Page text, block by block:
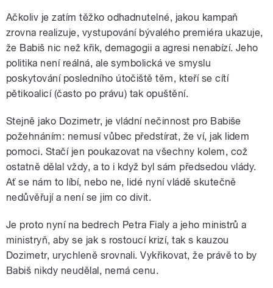
Ačkoliv je zatím těžko odhadnutelné, jakou kampaň
zrovna realizuje, vystupování bývalého premiéra ukazuje,
že Babiš nic než křik, demagogii a agresi nenabízí. Jeho
politika není reálná, ale symbolická ve smyslu
poskytování posledního útočiště těm, kteří se cítí
pětikoalicí (často po právu) tak opuštění.
Stejně jako Dozimetr, je vládní nečinnost pro Babiše
požehnáním: nemusí vůbec předstírat, že ví, jak lidem
pomoci. Stačí jen poukazovat na všechny kolem, což
ostatně dělal vždy, a to i když byl sám předsedou vlády.
Ať se nám to líbí, nebo ne, lidé nyní vládě skutečně
nedůvěřují a není se jim co divit.
Je proto nyní na bedrech Petra Fialy a jeho ministrů a
ministryň, aby se jak s rostoucí krizí, tak s kauzou
Dozimetr, urychleně srovnali. Vykřikovat, že právě to by
Babiš nikdy neudělal, nemá cenu.